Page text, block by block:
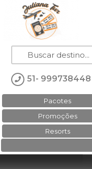
51- 999738448
Pacotes
Promoções
Resorts